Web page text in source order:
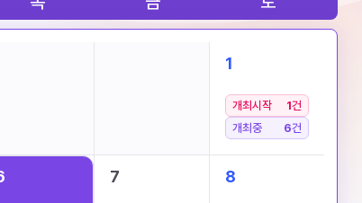
1
개최시작 1건
개최중
6건
7 8